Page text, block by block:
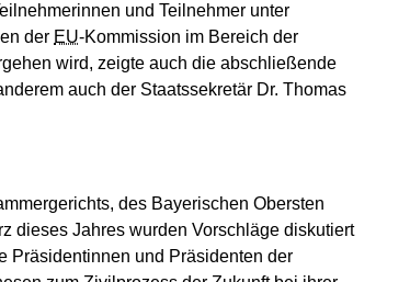
und Teilnehmer unter
der EU-Kommission im Bereich der
wird, zeigte auch die abschließende
auch der Staatssekretär Dr. Thomas
des Bayerischen Obersten
dieses Jahres wurden Vorschläge diskutiert
Präsidentinnen und Präsidenten der